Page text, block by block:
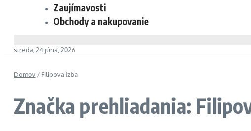
Zaujímavosti
Obchody a nakupovanie
streda, 24 júna, 2026
Domov / Filipova izba
Značka prehliadania: